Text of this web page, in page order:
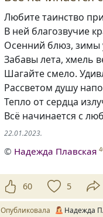
Любите таинство
В ней благозвучие
Осенний блюз, зимы
Забавы лета, хмель
Шагайте смело.
Рассветом душу
Тепло от сердца
Всё начинается с
22.01.2023.
© Надежда Плавская
60 5
Опубликовала Надежда